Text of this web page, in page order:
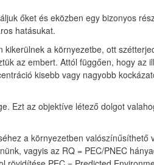
őket és eközben egy bizonyos
hatásukat.
a környezetbe, ott
az embert. Attól függően, hogy az
kisebb vagy nagyobb
Ezt az objektíve létező dolgot
a környezetben valószínűsíthető
vagyis az RQ = PEC/PNEC